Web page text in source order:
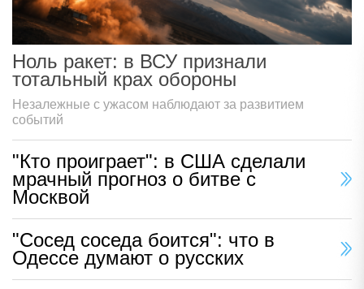
Ноль ракет: в ВСУ признали
тотальный крах обороны
Незалежные с ужасом наблюдают за развитием
событий
"Кто проиграет": в США сделали
мрачный прогноз о битве с
Москвой
"Сосед соседа боится": что в
Одессе думают о русских